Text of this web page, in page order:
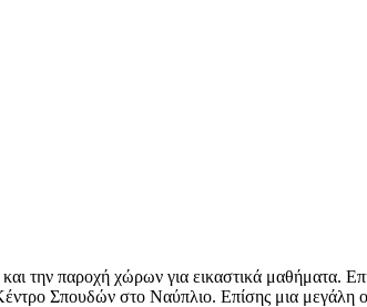
την παροχή χώρων για εικαστικά μαθήματα.
Σπουδών στο Ναύπλιο. Επίσης μια